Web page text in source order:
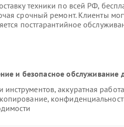
техники по всей РФ,
срочный ремонт. Клиенты
постгарантийное
и безопасное обслуживание
аккуратная